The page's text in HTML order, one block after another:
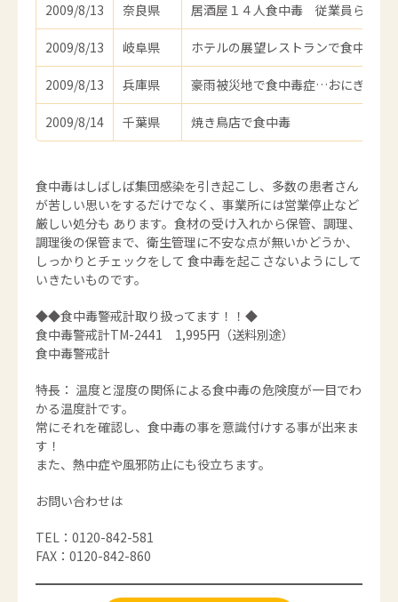
2009/8/13 奈良県 居酒屋１４人食中毒 従業員ら６人
2009/8/13 岐阜県 ホテルの展望レストランで食中毒
2009/8/13 兵庫県 豪雨被災地で食中毒症…おにぎり食
2009/8/14 千葉県 焼き鳥店で食中毒
食中毒はしばしば集団感染を引き起こし、多数の患者さん
が苦しい思いをするだけでなく、事業所には営業停止など
厳しい処分も あります。食材の受け入れから保管、調理、
調理後の保管まで、衛生管理に不安な点が無いかどうか、
しっかりとチェックをして 食中毒を起こさないようにして
いきたいものです。
◆◆食中毒警戒計取り扱ってます！！◆
食中毒警戒計TM-2441 1,995円（送料別途）
食中毒警戒計
特長： 温度と湿度の関係による食中毒の危険度が一目でわ
かる温度計です。
常にそれを確認し、食中毒の事を意識付けする事が出来ま
す！
また、熱中症や風邪防止にも役立ちます。
お問い合わせは
TEL：0120-842-581
FAX：0120-842-860